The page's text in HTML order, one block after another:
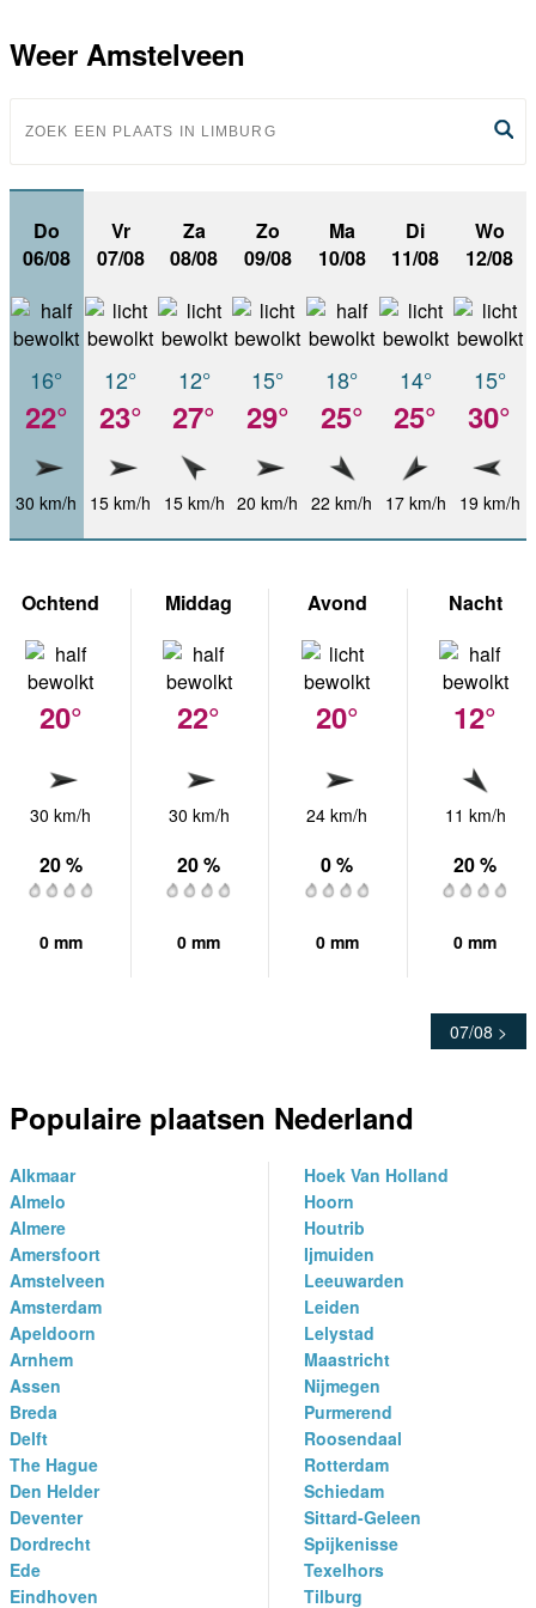
Weer Amstelveen
Do
06/08
16°
22°
30 km/h
Vr
07/08
12°
23°
15 km/h
Za
08/08
12°
27°
15 km/h
Zo
09/08
15°
29°
20 km/h
Ma
10/08
18°
25°
22 km/h
Di
11/08
14°
25°
17 km/h
Wo
12/08
15°
30°
19 km/h
Ochtend
20°
30 km/h
20 %
0 mm
Middag
22°
30 km/h
20 %
0 mm
Avond
20°
24 km/h
0 %
0 mm
Nacht
12°
11 km/h
20 %
0 mm
07/08 >
Populaire plaatsen Nederland
Alkmaar
Almelo
Almere
Amersfoort
Amstelveen
Amsterdam
Apeldoorn
Arnhem
Assen
Breda
Delft
The Hague
Den Helder
Deventer
Dordrecht
Ede
Eindhoven
Hoek Van Holland
Hoorn
Houtrib
Ijmuiden
Leeuwarden
Leiden
Lelystad
Maastricht
Nijmegen
Purmerend
Roosendaal
Rotterdam
Schiedam
Sittard-Geleen
Spijkenisse
Texelhors
Tilburg